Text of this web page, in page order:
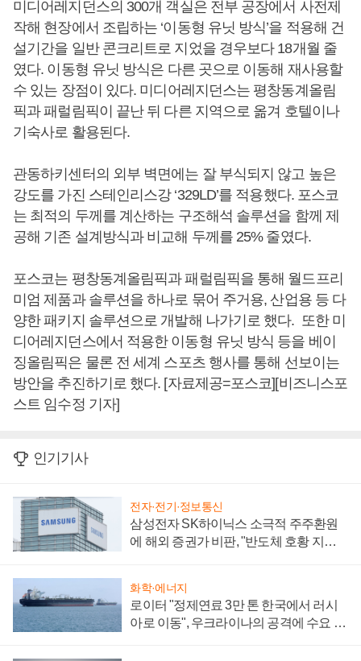
미디어레지던스의 300개 객실은 전부 공장에서 사전제
작해 현장에서 조립하는 ‘이동형 유닛 방식’을 적용해 건
설기간을 일반 콘크리트로 지었을 경우보다 18개월 줄
였다. 이동형 유닛 방식은 다른 곳으로 이동해 재사용할
수 있는 장점이 있다. 미디어레지던스는 평창동계올림
픽과 패럴림픽이 끝난 뒤 다른 지역으로 옮겨 호텔이나
기숙사로 활용된다.
관동하키센터의 외부 벽면에는 잘 부식되지 않고 높은
강도를 가진 스테인리스강 ‘329LD’를 적용했다. 포스코
는 최적의 두께를 계산하는 구조해석 솔루션을 함께 제
공해 기존 설계방식과 비교해 두께를 25% 줄였다.
포스코는 평창동계올림픽과 패럴림픽을 통해 월드프리
미엄 제품과 솔루션을 하나로 묶어 주거용, 산업용 등 다
양한 패키지 솔루션으로 개발해 나가기로 했다. 또한 미
디어레지던스에서 적용한 이동형 유닛 방식 등을 베이
징올림픽은 물론 전 세계 스포츠 행사를 통해 선보이는
방안을 추진하기로 했다. [자료제공=포스코][비즈니스포
스트 임수정 기자]
인기기사
전자·전기·정보통신
삼성전자 SK하이닉스 소극적 주주환원
에 해외 증권가 비판, "반도체 호황 지속
화학·에너지
로이터 "정제연료 3만 톤 한국에서 러시
아로 이동", 우크라이나의 공격에 수요 늘